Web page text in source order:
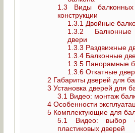
1.3 Виды
конструкции
1.3.1 Двойные
1.3.2 Балконные
двери
1.3.3 Раздвижные
1.3.4 Балконные
1.3.5 Панорамные
1.3.6 Откатные
2 Габариты дверей для
3 Установка дверей для
3.1 Видео: монтаж
4 Особенности
5 Комплектующие для
5.1
Видео: выбор
пластиковых дверей